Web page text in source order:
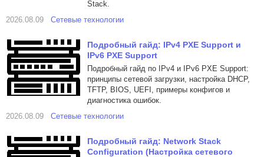
Stack.
2026.08.09
Сетевые технологии
Подробный гайд: IPv4 PXE Support и
IPv6 PXE Support
Подробный гайд по IPv4 и IPv6 PXE Support:
принципы сетевой загрузки, настройка DHCP,
TFTP, BIOS, UEFI, примеры конфигов и
диагностика ошибок.
2026.08.09
Сетевые технологии
Подробный гайд: Network Stack
Configuration (Настройка сетевого